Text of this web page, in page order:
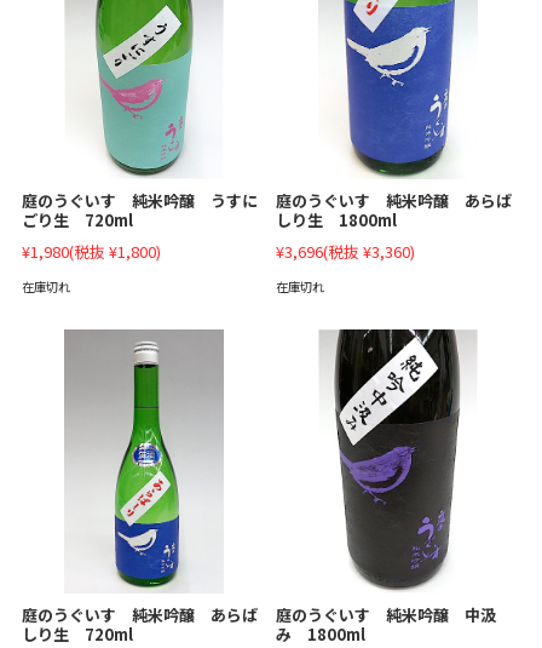
庭のうぐいす 純米吟醸 うすに
ごり生 720ml
¥1,980(税抜 ¥1,800)
在庫切れ
庭のうぐいす 純米吟醸 あらば
しり生 1800ml
¥3,696(税抜 ¥3,360)
在庫切れ
庭のうぐいす 純米吟醸 あらば
しり生 720ml
庭のうぐいす 純米吟醸 中汲
み 1800ml